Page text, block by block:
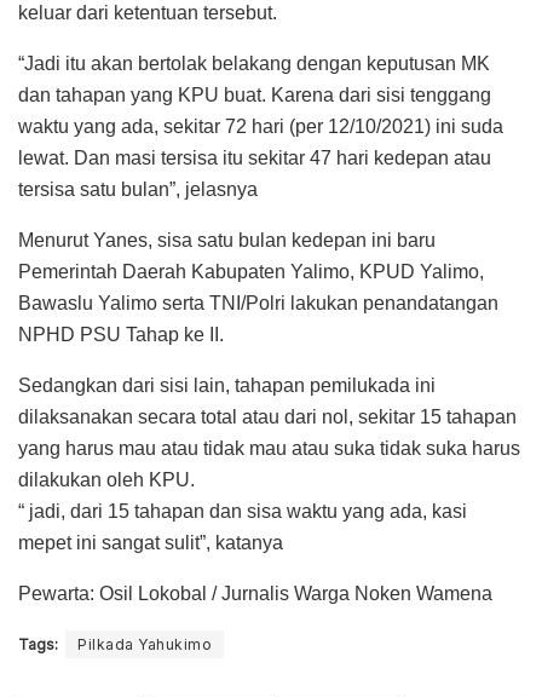
keluar dari ketentuan tersebut.
“Jadi itu akan bertolak belakang dengan keputusan MK
dan tahapan yang KPU buat. Karena dari sisi tenggang
waktu yang ada, sekitar 72 hari (per 12/10/2021) ini suda
lewat. Dan masi tersisa itu sekitar 47 hari kedepan atau
tersisa satu bulan”, jelasnya
Menurut Yanes, sisa satu bulan kedepan ini baru
Pemerintah Daerah Kabupaten Yalimo, KPUD Yalimo,
Bawaslu Yalimo serta TNI/Polri lakukan penandatangan
NPHD PSU Tahap ke II.
Sedangkan dari sisi lain, tahapan pemilukada ini
dilaksanakan secara total atau dari nol, sekitar 15 tahapan
yang harus mau atau tidak mau atau suka tidak suka harus
dilakukan oleh KPU.
“ jadi, dari 15 tahapan dan sisa waktu yang ada, kasi
mepet ini sangat sulit”, katanya
Pewarta: Osil Lokobal / Jurnalis Warga Noken Wamena
Tags: Pilkada Yahukimo